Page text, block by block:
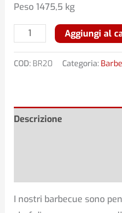
Peso 1475,5 kg
Aggiungi al
COD: BR20 Categoria:
Descrizione
I nostri barbecue sono